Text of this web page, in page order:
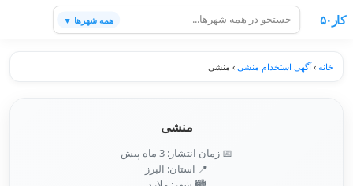
کار۵۰ همه شهرها ▼
خانه ›آگهی استخدام منشی › منشی
منشی
📅 زمان انتشار: 3 ماه پیش
📍 استان: البرز